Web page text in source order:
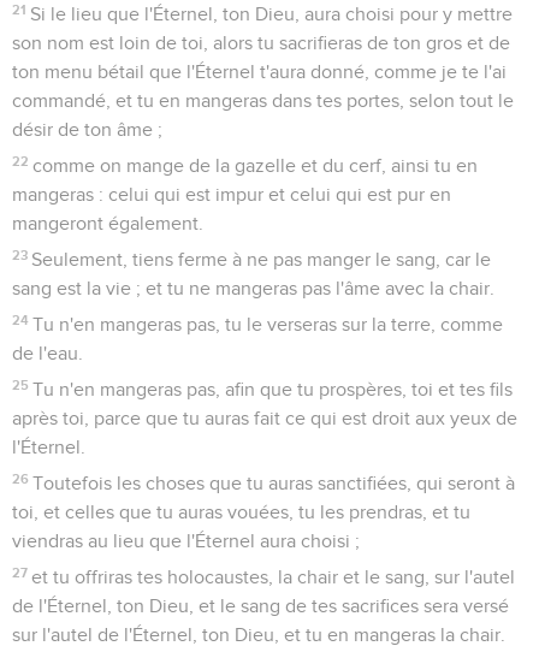
21 Si le lieu que l'Éternel, ton Dieu, aura choisi pour y mettre
son nom est loin de toi, alors tu sacrifieras de ton gros et de
ton menu bétail que l'Éternel t'aura donné, comme je te l'ai
commandé, et tu en mangeras dans tes portes, selon tout le
désir de ton âme ;
22 comme on mange de la gazelle et du cerf, ainsi tu en
mangeras : celui qui est impur et celui qui est pur en
mangeront également.
23 Seulement, tiens ferme à ne pas manger le sang, car le
sang est la vie ; et tu ne mangeras pas l'âme avec la chair.
24 Tu n'en mangeras pas, tu le verseras sur la terre, comme
de l'eau.
25 Tu n'en mangeras pas, afin que tu prospères, toi et tes fils
après toi, parce que tu auras fait ce qui est droit aux yeux de
l'Éternel.
26 Toutefois les choses que tu auras sanctifiées, qui seront à
toi, et celles que tu auras vouées, tu les prendras, et tu
viendras au lieu que l'Éternel aura choisi ;
27 et tu offriras tes holocaustes, la chair et le sang, sur l'autel
de l'Éternel, ton Dieu, et le sang de tes sacrifices sera versé
sur l'autel de l'Éternel, ton Dieu, et tu en mangeras la chair.